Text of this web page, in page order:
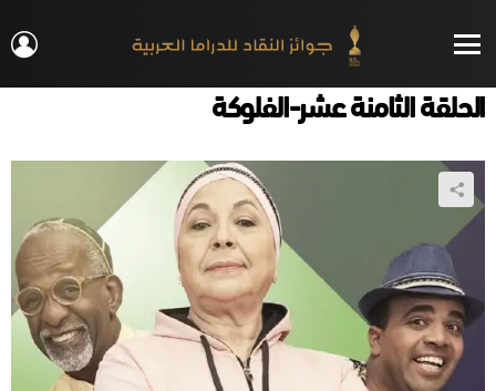
الحلقة الثامنة عشر-الفلوكة